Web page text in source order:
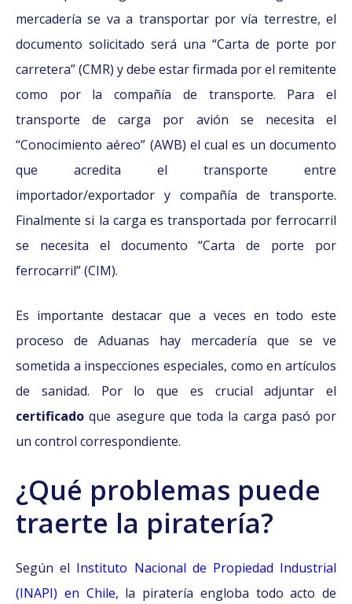
mercadería se va a transportar por vía terrestre, el
documento solicitado será una “Carta de porte por
carretera” (CMR) y debe estar firmada por el remitente
como por la compañía de transporte. Para el
transporte de carga por avión se necesita el
“Conocimiento aéreo” (AWB) el cual es un documento
que acredita el transporte entre
importador/exportador y compañía de transporte.
Finalmente si la carga es transportada por ferrocarril
se necesita el documento “Carta de porte por
ferrocarril” (CIM).
Es importante destacar que a veces en todo este
proceso de Aduanas hay mercadería que se ve
sometida a inspecciones especiales, como en artículos
de sanidad. Por lo que es crucial adjuntar el
certificado que asegure que toda la carga pasó por
un control correspondiente.
¿Qué problemas puede
traerte la piratería?
Según el Instituto Nacional de Propiedad Industrial
(INAPI) en Chile, la piratería engloba todo acto de